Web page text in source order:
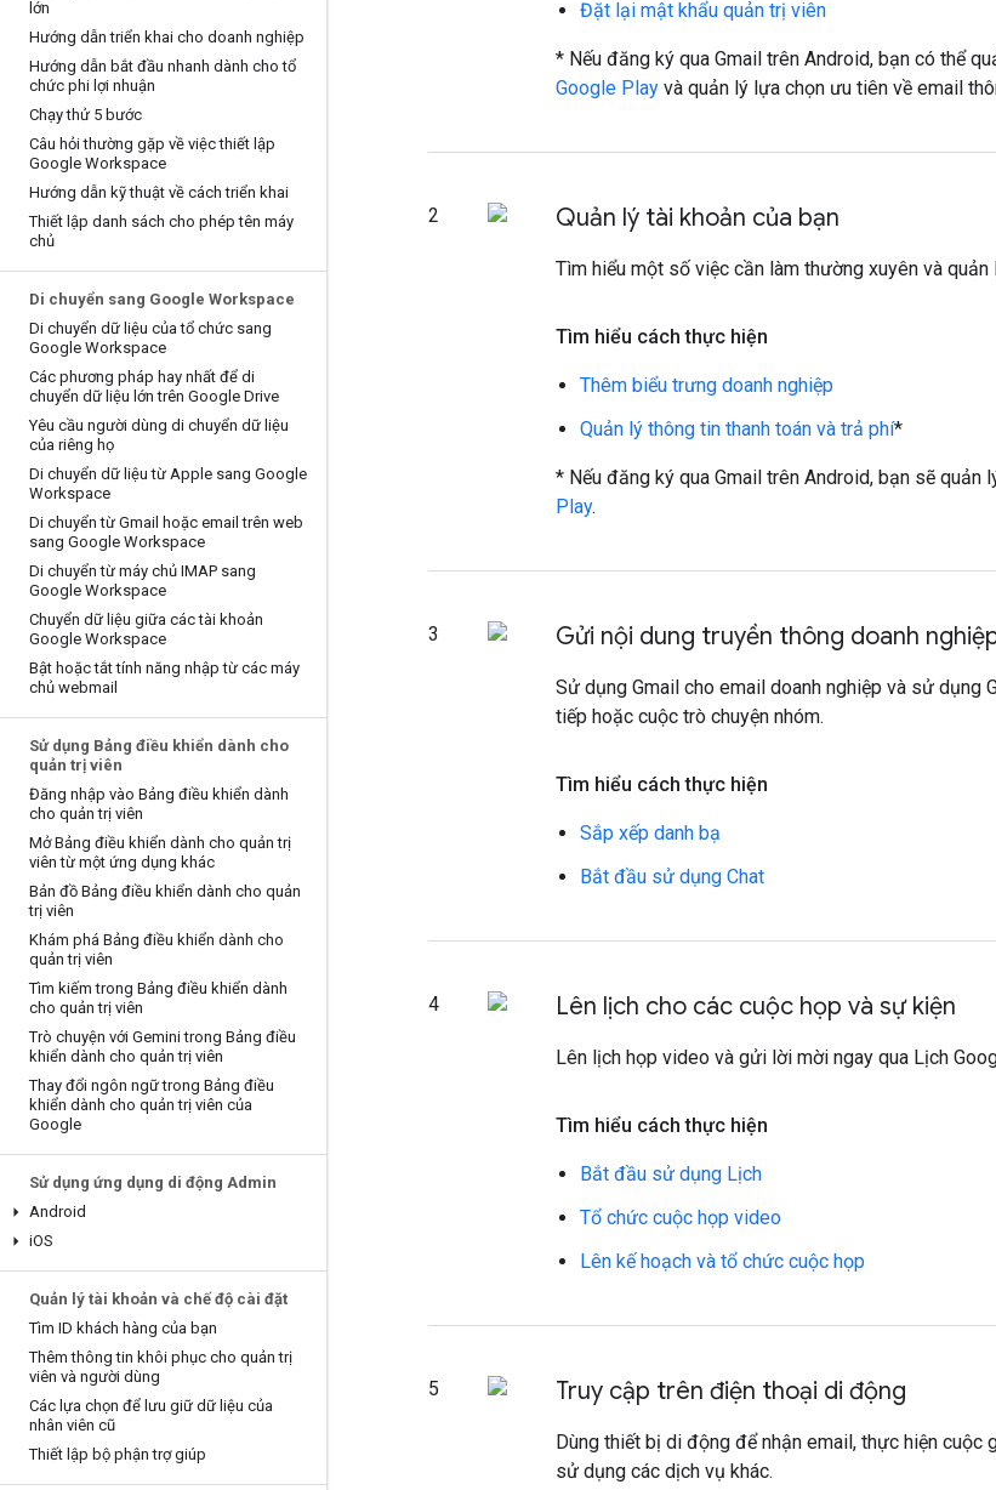
lớn
Hướng dẫn triển khai cho doanh nghiệp
Hướng dẫn bắt đầu nhanh dành cho tổ
chức phi lợi nhuận
Chạy thử 5 bước
Câu hỏi thường gặp về việc thiết lập
Google Workspace
Hướng dẫn kỹ thuật về cách triển khai
Thiết lập danh sách cho phép tên máy
chủ
Di chuyển sang Google Workspace
Di chuyển dữ liệu của tổ chức sang
Google Workspace
Các phương pháp hay nhất để di
chuyển dữ liệu lớn trên Google Drive
Yêu cầu người dùng di chuyển dữ liệu
của riêng họ
Di chuyển dữ liệu từ Apple sang Google
Workspace
Di chuyển từ Gmail hoặc email trên web
sang Google Workspace
Di chuyển từ máy chủ IMAP sang
Google Workspace
Chuyển dữ liệu giữa các tài khoản
Google Workspace
Bật hoặc tắt tính năng nhập từ các máy
chủ webmail
Sử dụng Bảng điều khiển dành cho
quản trị viên
Đăng nhập vào Bảng điều khiển dành
cho quản trị viên
Mở Bảng điều khiển dành cho quản trị
viên từ một ứng dụng khác
Bản đồ Bảng điều khiển dành cho quản
trị viên
Khám phá Bảng điều khiển dành cho
quản trị viên
Tìm kiếm trong Bảng điều khiển dành
cho quản trị viên
Trò chuyện với Gemini trong Bảng điều
khiển dành cho quản trị viên
Thay đổi ngôn ngữ trong Bảng điều
khiển dành cho quản trị viên của
Google
Sử dụng ứng dụng di động Admin
Android
iOS
Quản lý tài khoản và chế độ cài đặt
Tìm ID khách hàng của bạn
Thêm thông tin khôi phục cho quản trị
viên và người dùng
Các lựa chọn để lưu giữ dữ liệu của
nhân viên cũ
Thiết lập bộ phận trợ giúp
Đặt lại mật khẩu quản trị viên
* Nếu đăng ký qua Gmail trên Android, bạn có thể
Google Play và quản lý lựa chọn ưu tiên về email
2 Quản lý tài khoản của bạn
Tìm hiểu một số việc cần làm thường xuyên và quản
Tìm hiểu cách thực hiện
Thêm biểu trưng doanh nghiệp
Quản lý thông tin thanh toán và trả phí*
* Nếu đăng ký qua Gmail trên Android, bạn sẽ quản
Play.
3 Gửi nội dung truyền thông doanh
Sử dụng Gmail cho email doanh nghiệp và sử dụng
tiếp hoặc cuộc trò chuyện nhóm.
Tìm hiểu cách thực hiện
Sắp xếp danh bạ
Bắt đầu sử dụng Chat
4 Lên lịch cho các cuộc họp và sự kiện
Lên lịch họp video và gửi lời mời ngay qua Lịch
Tìm hiểu cách thực hiện
Bắt đầu sử dụng Lịch
Tổ chức cuộc họp video
Lên kế hoạch và tổ chức cuộc họp
5 Truy cập trên điện thoại di động
Dùng thiết bị di động để nhận email, thực hiện cuộc
sử dụng các dịch vụ khác.